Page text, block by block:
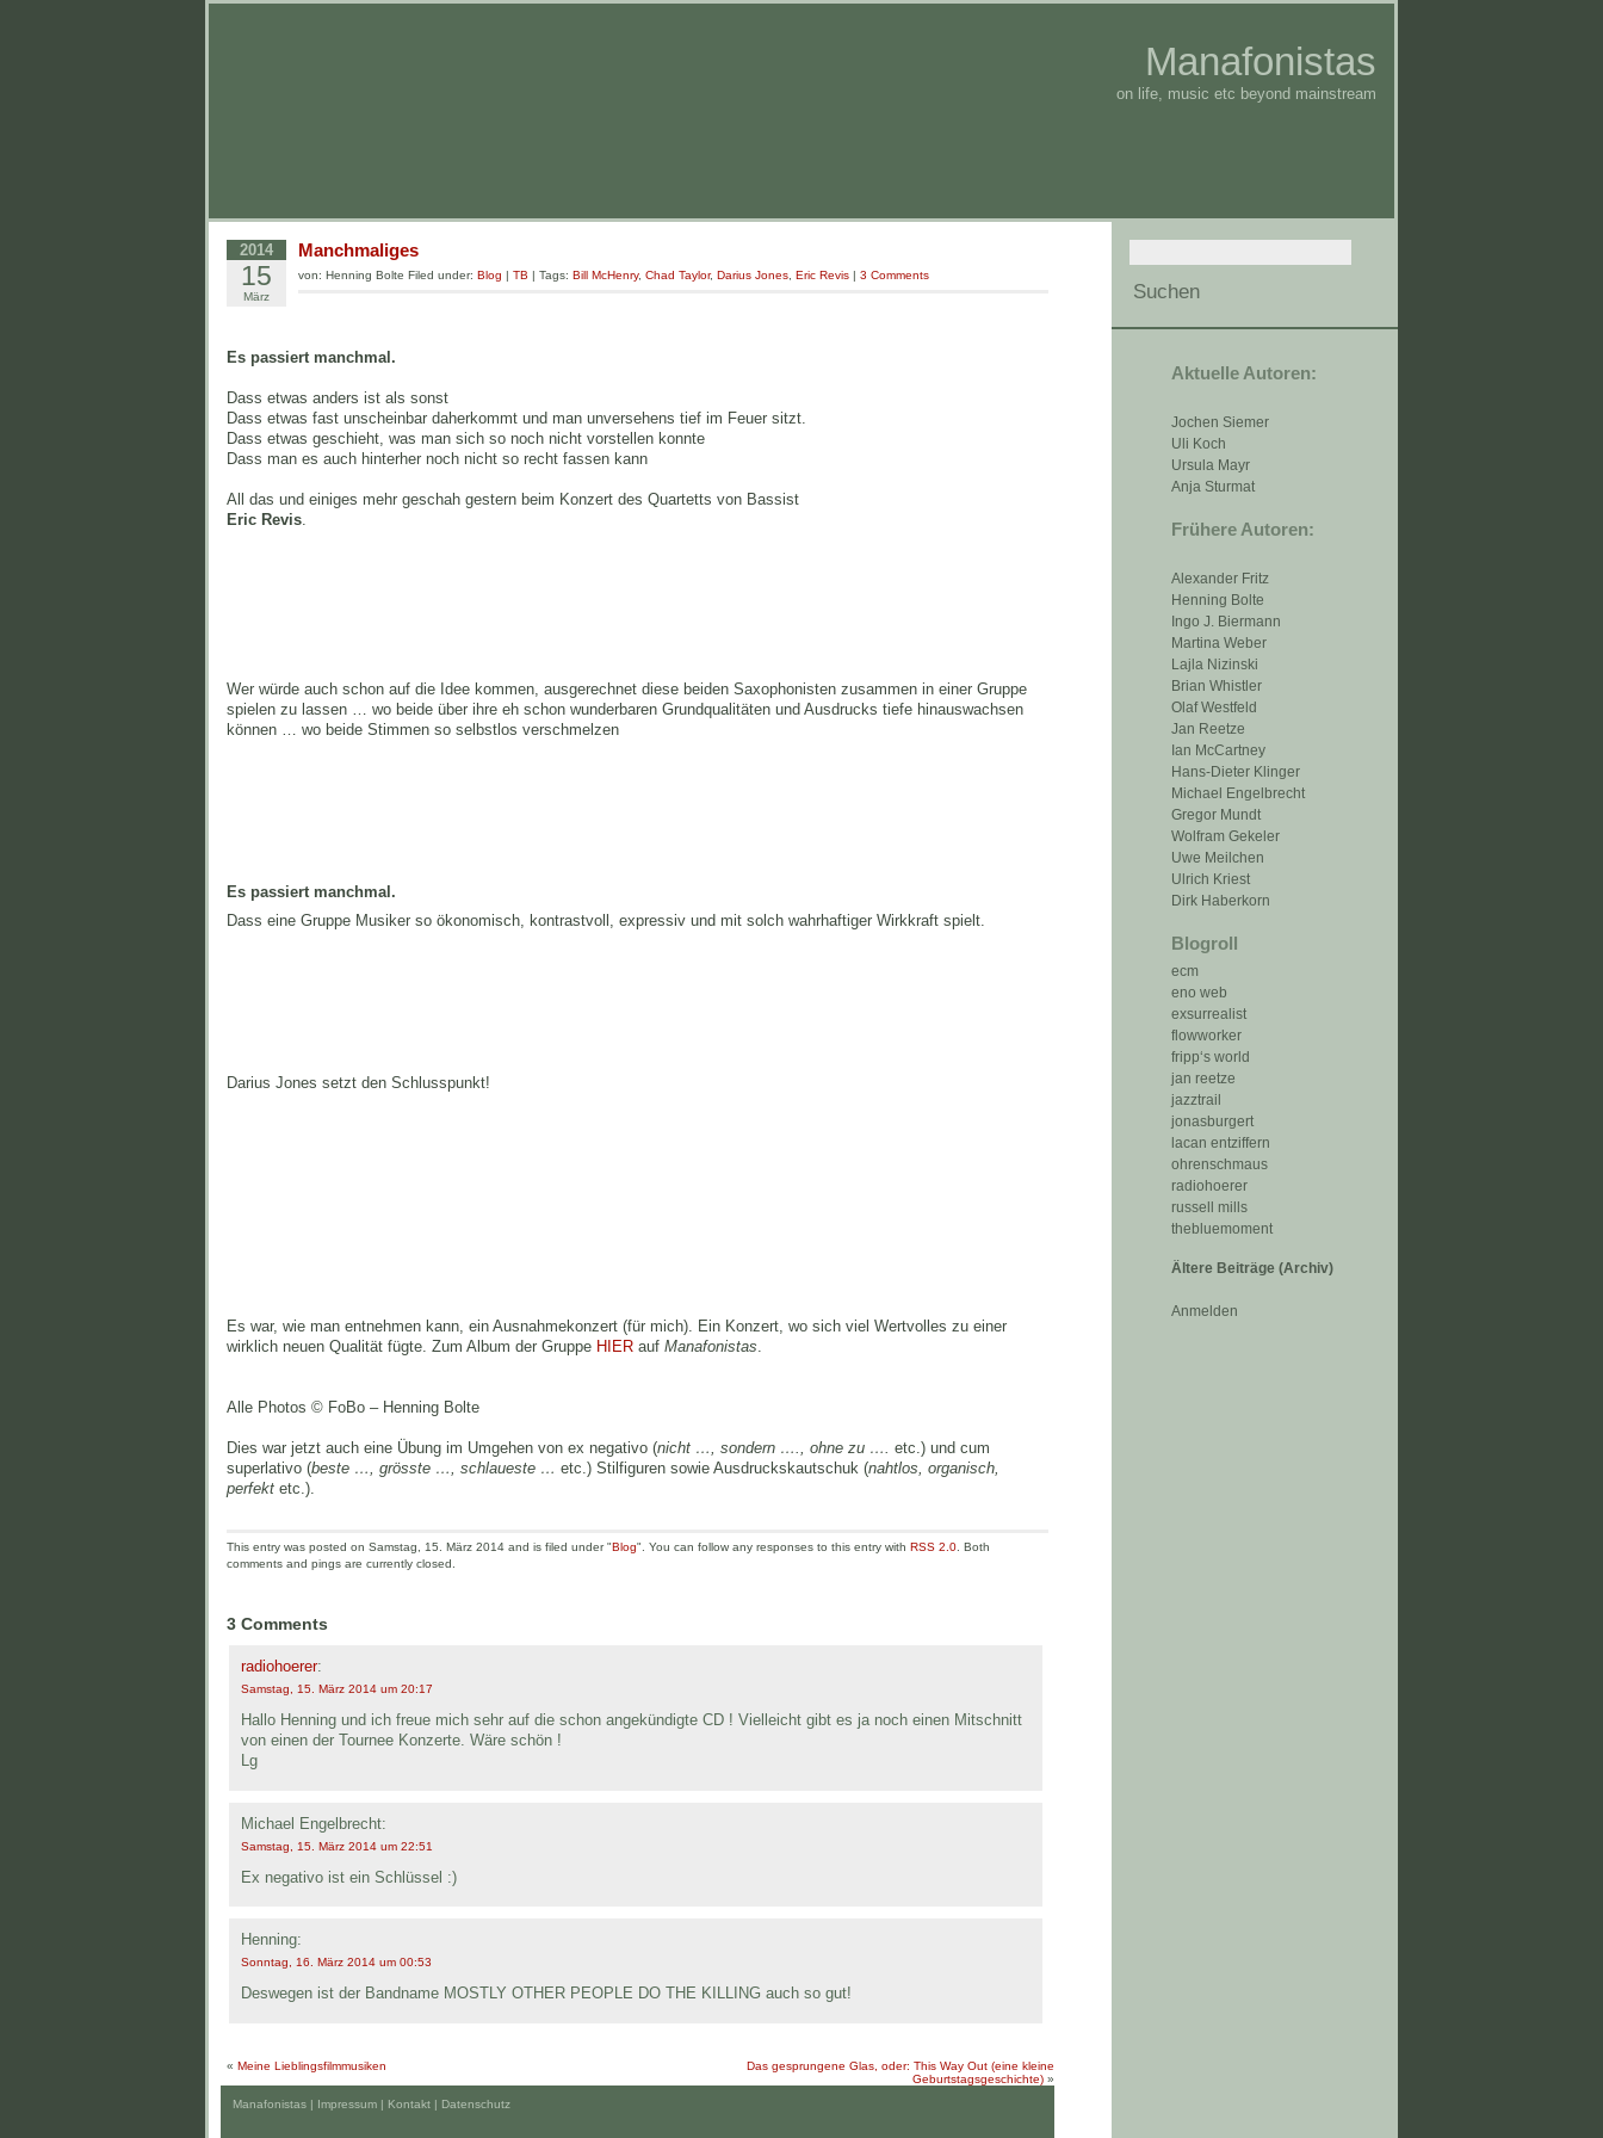
Manafonistas
on life, music etc beyond mainstream
Aktuelle Autoren:
Jochen Siemer
Uli Koch
Ursula Mayr
Anja Sturmat
Frühere Autoren:
Alexander Fritz
Henning Bolte
Ingo J. Biermann
Martina Weber
Lajla Nizinski
Brian Whistler
Olaf Westfeld
Jan Reetze
Ian McCartney
Hans-Dieter Klinger
Michael Engelbrecht
Gregor Mundt
Wolfram Gekeler
Uwe Meilchen
Ulrich Kriest
Dirk Haberkorn
Blogroll
ecm
eno web
exsurrealist
flowworker
fripp‘s world
jan reetze
jazztrail
jonasburgert
lacan entziffern
ohrenschmaus
radiohoerer
russell mills
thebluemoment
Ältere Beiträge (Archiv)
Anmelden
2014
15
März
Manchmaliges
von: Henning Bolte Filed under: Blog | TB | Tags: Bill McHenry, Chad Taylor, Darius Jones Eric Revis | 3 Comments
Es passiert manchmal.
Dass etwas anders ist als sonst
Dass etwas fast unscheinbar daherkommt und man unversehens tief im Feuer sitzt.
Dass etwas geschieht, was man sich so noch nicht vorstellen konnte
Dass man es auch hinterher noch nicht so recht fassen kann
All das und einiges mehr geschah gestern beim Konzert des Quartetts von Bassist
Eric Revis.
Wer würde auch schon auf die Idee kommen, ausgerechnet diese beiden Saxophonisten zusammen in einer Gruppe
spielen zu lassen … wo beide über ihre eh schon wunderbaren Grundqualitäten und Ausdrucks tiefe hinauswachsen
können … wo beide Stimmen so selbstlos verschmelzen
Es passiert manchmal.
Dass eine Gruppe Musiker so ökonomisch, kontrastvoll, expressiv und mit solch wahrhaftiger Wirkkraft spielt.
Darius Jones setzt den Schlusspunkt!
Es war, wie man entnehmen kann, ein Ausnahmekonzert (für mich). Ein Konzert, wo sich viel Wertvolles zu einer
wirklich neuen Qualität fügte. Zum Album der Gruppe HIER auf Manafonistas
Alle Photos © FoBo – Henning Bolte
Dies war jetzt auch eine Übung im Umgehen von ex negativo (nicht …, sondern …., ohne zu ….
etc.) und cum
superlativo (beste …, grösste …, schlaueste … etc.) Stilfiguren sowie Ausdruckskautschuk (nahtlos, organisch,
perfekt etc.).
This entry was posted on Samstag, 15. März 2014 and is filed under "Blog". You can follow any responses to this entry with RSS 2.0 . Both
comments and pings are currently closed.
3 Comments
radiohoerer:
Samstag, 15. März 2014 um 20:17
Hallo Henning und ich freue mich sehr auf die schon angekündigte CD ! Vielleicht gibt es ja noch einen Mitschnitt
von einen der Tournee Konzerte. Wäre schön !
Lg
Michael Engelbrecht:
Samstag, 15. März 2014 um 22:51
Ex negativo ist ein Schlüssel :)
Henning:
Sonntag, 16. März 2014 um 00:53
Deswegen ist der Bandname MOSTLY OTHER PEOPLE DO THE KILLING auch so gut!
Das gesprungene Glas, oder: This Way Out (eine kleine
Geburtstagsgeschichte) »
« Meine Lieblingsfilmmusiken
Manafonistas | Impressum | Kontakt | Datenschutz